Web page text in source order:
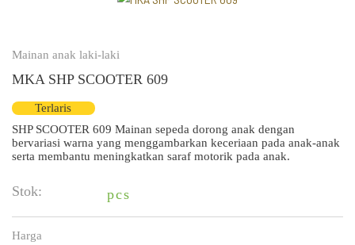
Mainan anak laki-laki
MKA SHP SCOOTER 609
Terlaris
SHP SCOOTER 609 Mainan sepeda dorong anak dengan
bervariasi warna yang menggambarkan keceriaan pada anak-anak
serta membantu meningkatkan saraf motorik pada anak.
Stok: pcs
Harga